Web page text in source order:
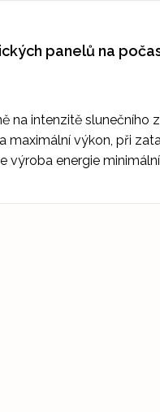
panelů na
na intenzitě slunečního
maximální výkon, při
výroba energie